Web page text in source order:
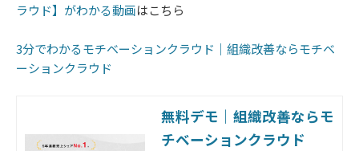
ラウド】がわかる動画はこちら
3分でわかるモチベーションクラウド｜組織改善ならモチベ
ーションクラウド
無料デモ｜組織改善ならモ
チベーションクラウド